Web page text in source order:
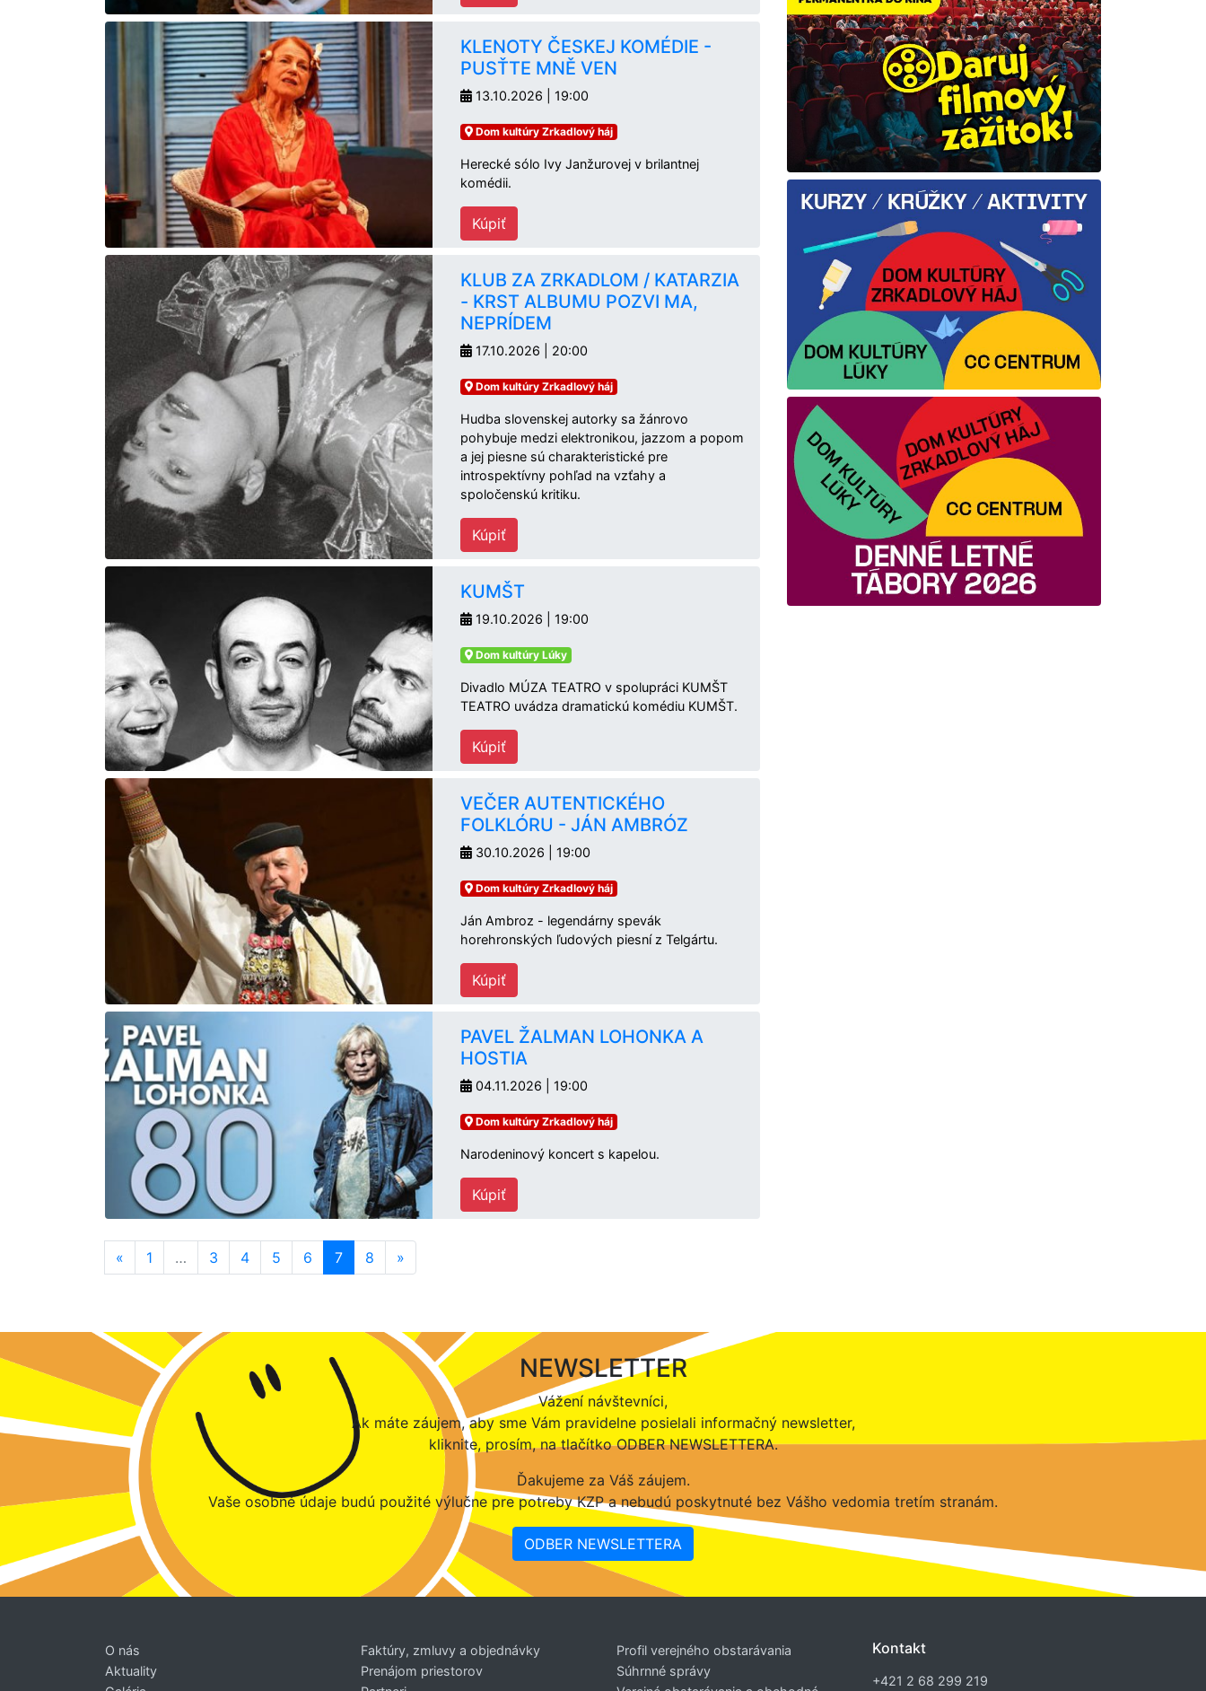
KLENOTY ČESKEJ KOMÉDIE -
PUSŤTE MNĚ VEN
13.10.2026 | 19:00
Dom kultúry Zrkadlový háj
Herecké sólo Ivy Janžurovej v brilantnej
komédii.
Kúpiť
KLUB ZA ZRKADLOM / KATARZIA
- KRST ALBUMU POZVI MA,
NEPRÍDEM
17.10.2026 | 20:00
Dom kultúry Zrkadlový háj
Hudba slovenskej autorky sa žánrovo
pohybuje medzi elektronikou, jazzom a popom
a jej piesne sú charakteristické pre
introspektívny pohľad na vzťahy a
spoločenskú kritiku.
Kúpiť
KUMŠT
19.10.2026 | 19:00
Dom kultúry Lúky
Divadlo MÚZA TEATRO v spolupráci KUMŠT
TEATRO uvádza dramatickú komédiu KUMŠT.
Kúpiť
VEČER AUTENTICKÉHO
FOLKLÓRU - JÁN AMBRÓZ
30.10.2026 | 19:00
Dom kultúry Zrkadlový háj
Ján Ambroz - legendárny spevák
horehronských ľudových piesní z Telgártu.
Kúpiť
PAVEL ŽALMAN LOHONKA A
HOSTIA
04.11.2026 | 19:00
Dom kultúry Zrkadlový háj
Narodeninový koncert s kapelou.
Kúpiť
« 1 … 3 4 5 6 7 8 »
NEWSLETTER
Vážení návštevníci,
Ak máte záujem, aby sme Vám pravidelne posielali informačný newsletter,
kliknite, prosím, na tlačítko ODBER NEWSLETTERA.
Ďakujeme za Váš záujem.
Vaše osobné údaje budú použité výlučne pre potreby KZP a nebudú poskytnuté bez Vášho vedomia tretím stranám.
ODBER NEWSLETTERA
O nás
Aktuality
Faktúry, zmluvy a objednávky
Prenájom priestorov
Profil verejného obstarávania
Súhrnné správy
Kontakt
+421 2 68 299 219